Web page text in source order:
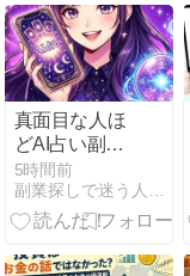
真面目な人ほ
どAI占い副業
で失敗する根
本原因とレッ
ドオーシャン
市場選択の極
5時間前